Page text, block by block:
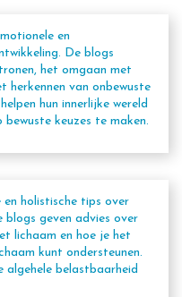
en
De blogs
het omgaan met
herkennen van onbewuste
hun innerlijke wereld
keuzes te maken.
holistische tips over
blogs geven advies over
lichaam en hoe je het
kunt ondersteunen.
belastbaarheid